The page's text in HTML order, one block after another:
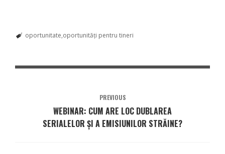
oportunitate oportunități pentru tineri
PREVIOUS
WEBINAR: CUM ARE LOC DUBLAREA
SERIALELOR ȘI A EMISIUNILOR STRĂINE?